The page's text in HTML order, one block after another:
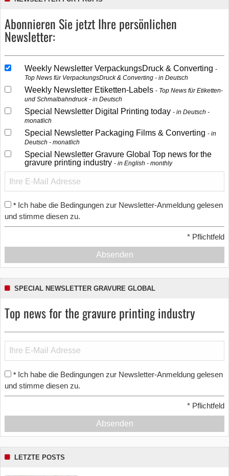
Abonnieren Sie jetzt Ihre persönlichen
Newsletter:
Weekly Newsletter VerpackungsDruck & Converting
Top News für VerpackungsDruck & Converting - in Deutsch
Weekly Newsletter Etiketten-Labels
Top News für Etiketten-
und Schmalbahndruck - in Deutsch
Special Newsletter Digital Printing today
in Deutsch -
monatlich
Special Newsletter Packaging Films & Converting
in
Deutsch - monatlich
Special Newsletter Gravure Global Top news for the
gravure printing industry
in English - monthly
* Ich habe die Bedingungen zur Newsletter-Anmeldung gelesen
und stimme diesen zu.
* Pflichtfeld
Absenden
SPECIAL NEWSLETTER GRAVURE GLOBAL
Top news for the gravure printing industry
* Ich habe die Bedingungen zur Newsletter-Anmeldung gelesen
und stimme diesen zu.
* Pflichtfeld
Absenden
LETZTE POSTS